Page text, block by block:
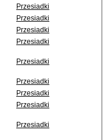
Przesiadki
Przesiadki
Przesiadki
Przesiadki
Przesiadki
Przesiadki
Przesiadki
Przesiadki
Przesiadki